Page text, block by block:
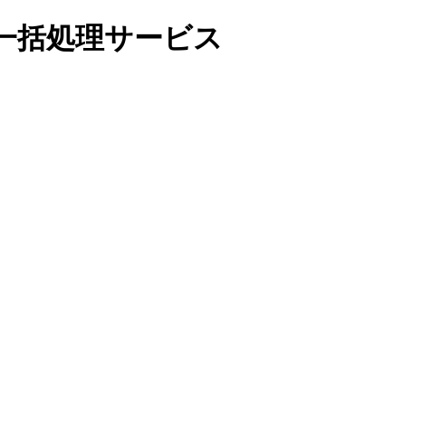
括処理サービス